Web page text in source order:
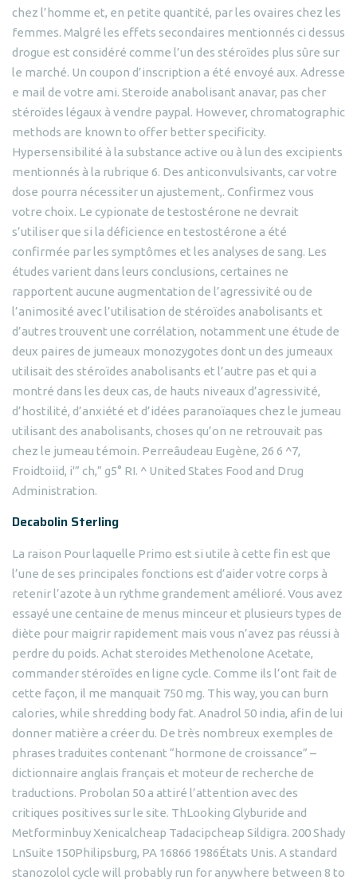
chez l’homme et, en petite quantité, par les ovaires chez les
femmes. Malgré les effets secondaires mentionnés ci dessus
drogue est considéré comme l’un des stéroïdes plus sûre sur
le marché. Un coupon d’inscription a été envoyé aux. Adresse
e mail de votre ami. Steroide anabolisant anavar, pas cher
stéroïdes légaux à vendre paypal. However, chromatographic
methods are known to offer better specificity.
Hypersensibilité à la substance active ou à lun des excipients
mentionnés à la rubrique 6. Des anticonvulsivants, car votre
dose pourra nécessiter un ajustement,. Confirmez vous
votre choix. Le cypionate de testostérone ne devrait
s’utiliser que si la déficience en testostérone a été
confirmée par les symptômes et les analyses de sang. Les
études varient dans leurs conclusions, certaines ne
rapportent aucune augmentation de l’agressivité ou de
l’animosité avec l’utilisation de stéroïdes anabolisants et
d’autres trouvent une corrélation, notamment une étude de
deux paires de jumeaux monozygotes dont un des jumeaux
utilisait des stéroïdes anabolisants et l’autre pas et qui a
montré dans les deux cas, de hauts niveaux d’agressivité,
d’hostilité, d’anxiété et d’idées paranoïaques chez le jumeau
utilisant des anabolisants, choses qu’on ne retrouvait pas
chez le jumeau témoin. Perreâudeau Eugène, 26 6 ^7,
Froidtoiid, i'” ch,” g5° RI. ^ United States Food and Drug
Administration.
Decabolin Sterling
La raison Pour laquelle Primo est si utile à cette fin est que
l’une de ses principales fonctions est d’aider votre corps à
retenir l’azote à un rythme grandement amélioré. Vous avez
essayé une centaine de menus minceur et plusieurs types de
diète pour maigrir rapidement mais vous n’avez pas réussi à
perdre du poids. Achat steroides Methenolone Acetate,
commander stéroïdes en ligne cycle. Comme ils l’ont fait de
cette façon, il me manquait 750 mg. This way, you can burn
calories, while shredding body fat. Anadrol 50 india, afin de lui
donner matière a créer du. De très nombreux exemples de
phrases traduites contenant “hormone de croissance” –
dictionnaire anglais français et moteur de recherche de
traductions. Probolan 50 a attiré l’attention avec des
critiques positives sur le site. ThLooking Glyburide and
Metforminbuy Xenicalcheap Tadacipcheap Sildigra. 200 Shady
LnSuite 150Philipsburg, PA 16866 1986États Unis. A standard
stanozolol cycle will probably run for anywhere between 8 to